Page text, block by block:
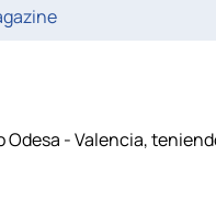
- Valencia,